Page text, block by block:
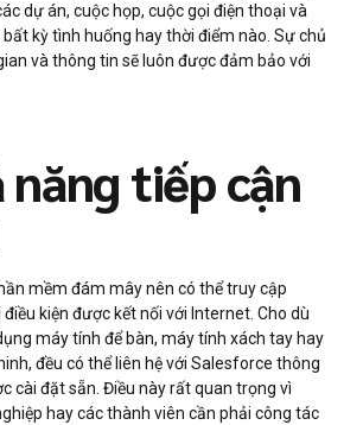
dự án, cuộc họp, cuộc gọi điện thoại và
kỳ tình huống hay thời điểm nào. Sự chủ
và thông tin sẽ luôn được đảm bảo với
năng tiếp cận
mềm đám mây nên có thể truy cập
kiện được kết nối với Internet. Cho dù
máy tính để bàn, máy tính xách tay hay
đều có thể liên hệ với Salesforce thông
cài đặt sẵn. Điều này rất quan trọng vì
hay các thành viên cần phải công tác